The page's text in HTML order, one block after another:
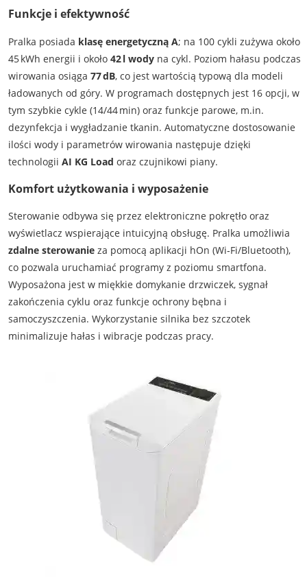
Funkcje i efektywność
Pralka posiada klasę energetyczną A; na 100 cykli zużywa około
45 kWh energii i około 42 l wodyna cykl. Poziom hałasu podczas
wirowania osiąga 77 dB, co jest wartością typową dla modeli
ładowanych od góry. W programach dostępnych jest 16 opcji, w
tym szybkie cykle (14/44 min) oraz funkcje parowe, m.in.
dezynfekcja i wygładzanie tkanin. Automatyczne dostosowanie
ilości wody i parametrów wirowania następuje dzięki
technologii AI KG Load oraz czujnikowi piany.
Komfort użytkowania i wyposażenie
Sterowanie odbywa się przez elektroniczne pokrętło oraz
wyświetlacz wspierające intuicyjną obsługę. Pralka umożliwia
zdalne sterowanieza pomocą aplikacji hOn (Wi‑Fi/Bluetooth),
co pozwala uruchamiać programy z poziomu smartfona.
Wyposażona jest w miękkie domykanie drzwiczek, sygnał
zakończenia cyklu oraz funkcje ochrony bębna i
samoczyszczenia. Wykorzystanie silnika bez szczotek
minimalizuje hałas i wibracje podczas pracy.